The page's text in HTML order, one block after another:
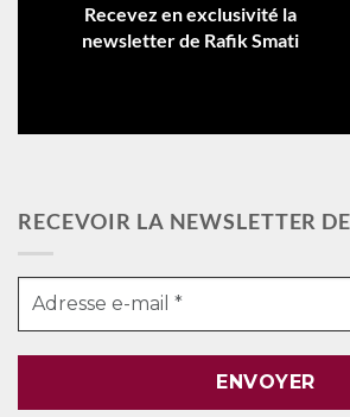
Recevez en exclusivité la
newsletter de Rafik Smati
RECEVOIR LA NEWSLETTER